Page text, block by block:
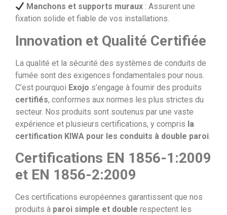
Manchons et supports muraux : Assurent une
fixation solide et fiable de vos installations.
Innovation et Qualité Certifiée
La qualité et la sécurité des systèmes de conduits de
fumée sont des exigences fondamentales pour nous.
C’est pourquoi Exojo s’engage à fournir des produits
certifiés, conformes aux normes les plus strictes du
secteur. Nos produits sont soutenus par une vaste
expérience et plusieurs certifications, y compris la
certification KIWA pour les conduits à double paroi.
Certifications EN 1856-1:2009
et EN 1856-2:2009
Ces certifications européennes garantissent que nos
produits à paroi simple et double respectent les